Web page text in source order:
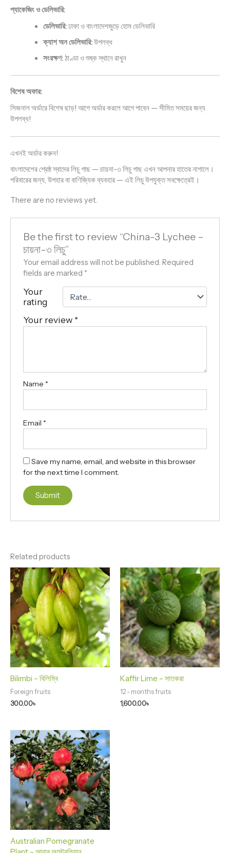
প্যাকেজিং ও ডেলিভারি:
ডেলিভারি:ঢাকা ও বাংলাদেশজুড়ে হোম ডেলিভারি
ক্যাশ অন ডেলিভারি:উপলব্ধ
সংরক্ষণ:ঠাণ্ডা ও শুষ্ক স্থানে রাখুন
বিশেষ অফার:
সিজনাল অর্ডারে বিশেষ ছাড়! আগে অর্ডার করলে আগে পাবেন — সীমিত সময়ের জন্য
উপলব্ধ!
এখনই অর্ডার করুন!
বাংলাদেশের শ্রেষ্ঠ স্বাদের লিচু গাছ — চায়না-৩ লিচু গাছ এখন আপনার হাতের নাগালে।
পরিবারের জন্য, উপহার বা বাণিজ্যিক ব্যবহার — এই লিচু উপযুক্ত সবক্ষেত্রেই।
There are no reviews yet.
Be the first to review “China-3 Lychee –
চায়না-৩ লিচু”
Your email address will not be published. Required
fields are marked *
Your
rating
Your review *
Name *
Email *
Save my name, email, and website in this browser
for the next time I comment.
Related products
Bilimbi – বিলিম্বি
Foreign fruits
300.00৳
Kaffir Lime – সাতকরা
12 - months fruits
1,600.00৳
Australian Pomegranate